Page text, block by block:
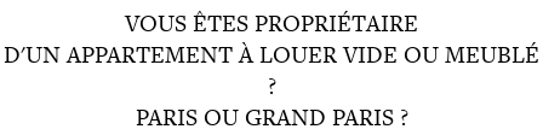
VOUS ÊTES PROPRIÉTAIRE
D'UN APPARTEMENT À LOUER VIDE OU MEUBLÉ
?
PARIS OU GRAND PARIS ?